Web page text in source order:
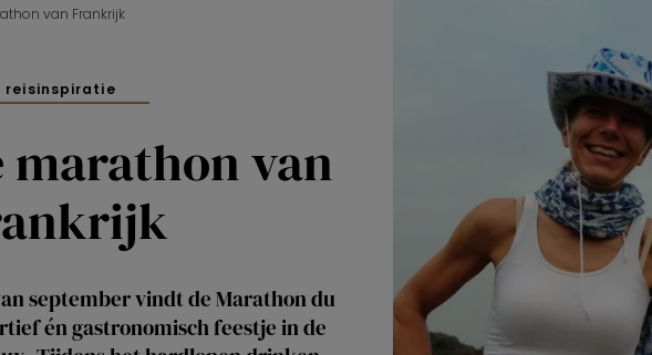
van Frankrijk
reisinspiratie
marathon van
september vindt de Marathon du
én gastronomisch feestje in de